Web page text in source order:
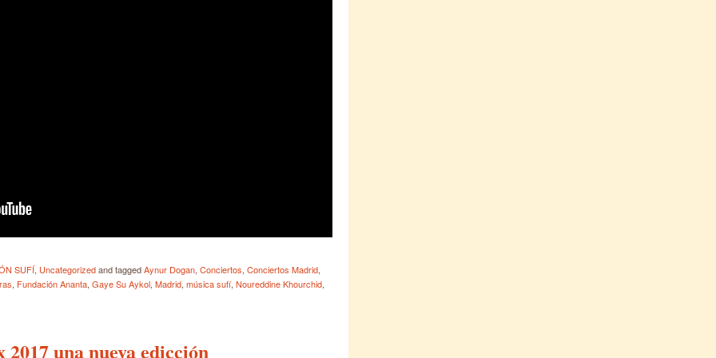
SUFÍ, Uncategorizedand taggedAynur Dogan, Conciertos, Conciertos Madrid,
, Fundación Ananta, Gaye Su Aykol, Madrid, música sufí, Noureddine Khourchid,
una nueva edicción